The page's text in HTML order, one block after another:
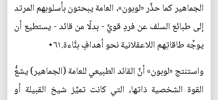
الجماهير كما حذَّر «لوبون»، العامة يبحثون بأسلوبهم المرتد
إلى طبائع السلف عن فردٍ قويٍّ - بدلًا من قائد - يستطيع أن
يوجِّه طاقاتِهم اللاعقلانية نحو أهدافٍ بنَّاءة.٦١⋆
واستنتج «لوبون» أنَّ القائد الطبيعي للعامة (الجماهير) يشعُّ
القوة الشخصية ذاتها، التي كانت تميِّز شيخ القبيلة أو